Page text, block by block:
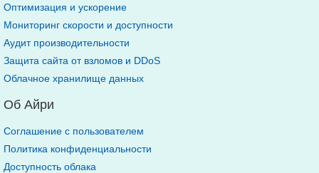
Оптимизация и ускорение
Мониторинг скорости и доступности
Аудит производительности
Защита сайта от взломов и DDoS
Облачное хранилище данных
Об Айри
Соглашение с пользователем
Политика конфиденциальности
Доступность облака